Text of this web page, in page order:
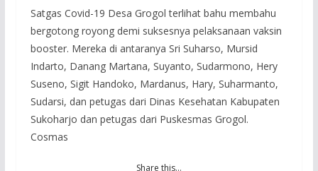
Satgas Covid-19 Desa Grogol terlihat bahu membahu
bergotong royong demi suksesnya pelaksanaan vaksin
booster. Mereka di antaranya Sri Suharso, Mursid
Indarto, Danang Martana, Suyanto, Sudarmono, Hery
Suseno, Sigit Handoko, Mardanus, Hary, Suharmanto,
Sudarsi, dan petugas dari Dinas Kesehatan Kabupaten
Sukoharjo dan petugas dari Puskesmas Grogol.
Cosmas
Share this…